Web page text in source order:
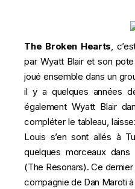
The Broken Hearts,
par Wyatt Blair et son
joué ensemble dans un
il y a quelques années
également Wyatt Blair
compléter le tableau,
Louis s’en sont allés à
quelques morceaux
(The Resonars). Ce dernier
compagnie de Dan Maroti